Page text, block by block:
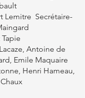
Lemitre Secrétaire-
Antoine de
Emile Maquaire
Henri Hameau,